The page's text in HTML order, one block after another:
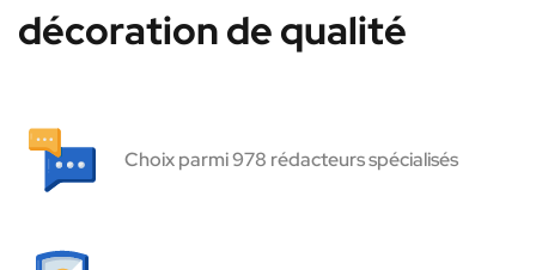
décoration de qualité
Choix parmi 978 rédacteurs spécialisés